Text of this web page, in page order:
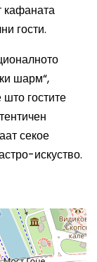
кафаната
гости.
шарм“,
гостите
секое
искуство.